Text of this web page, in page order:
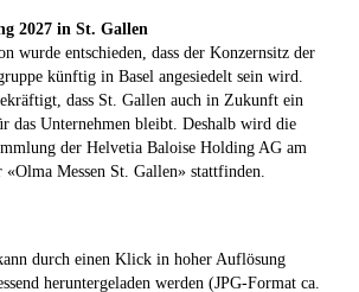
2027 in St. Gallen
wurde entschieden, dass der Konzernsitz der
künftig in Basel angesiedelt sein wird.
dass St. Gallen auch in Zukunft ein
das Unternehmen bleibt. Deshalb wird die
der Helvetia Baloise Holding AG am
Messen St. Gallen» stattfinden.
durch einen Klick in hoher Auflösung
heruntergeladen werden (JPG-Format ca.